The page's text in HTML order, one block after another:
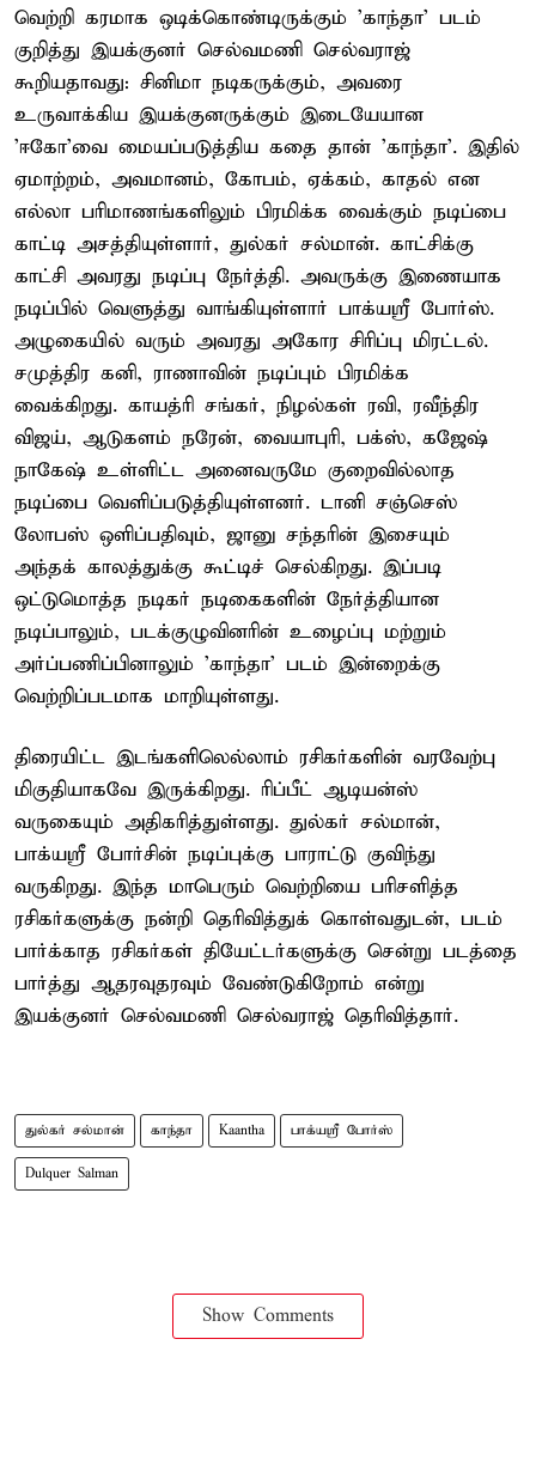
வெற்றி கரமாக ஒடிக்கொண்டிருக்கும் 'காந்தா' படம்
குறித்து இயக்குனர் செல்வமணி செல்வராஜ்
கூறியதாவது: சினிமா நடிகருக்கும், அவரை
உருவாக்கிய இயக்குனருக்கும் இடையேயான
'ஈகோ'வை மையப்படுத்திய கதை தான் 'காந்தா'. இதில்
ஏமாற்றம், அவமானம், கோபம், ஏக்கம், காதல் என
எல்லா பரிமாணங்களிலும் பிரமிக்க வைக்கும் நடிப்பை
காட்டி அசத்தியுள்ளார், துல்கர் சல்மான். காட்சிக்கு
காட்சி அவரது நடிப்பு நேர்த்தி. அவருக்கு இணையாக
நடிப்பில் வெளுத்து வாங்கியுள்ளார் பாக்யஸ்ரீ போர்ஸ்.
அழுகையில் வரும் அவரது அகோர சிரிப்பு மிரட்டல்.
சமுத்திர கனி, ராணாவின் நடிப்பும் பிரமிக்க
வைக்கிறது. காயத்ரி சங்கர், நிழல்கள் ரவி, ரவீந்திர
விஜய், ஆடுகளம் நரேன், வையாபுரி, பக்ஸ், கஜேஷ்
நாகேஷ் உள்ளிட்ட அனைவருமே குறைவில்லாத
நடிப்பை வெளிப்படுத்தியுள்ளனர். டானி சஞ்செஸ்
லோபஸ் ஒளிப்பதிவும், ஜானு சந்தரின் இசையும்
அந்தக் காலத்துக்கு கூட்டிச் செல்கிறது. இப்படி
ஒட்டுமொத்த நடிகர் நடிகைகளின் நேர்த்தியான
நடிப்பாலும், படக்குழுவினரின் உழைப்பு மற்றும்
அர்ப்பணிப்பினாலும் 'காந்தா' படம் இன்றைக்கு
வெற்றிப்படமாக மாறியுள்ளது.
திரையிட்ட இடங்களிலெல்லாம் ரசிகர்களின் வரவேற்பு
மிகுதியாகவே இருக்கிறது. ரிப்பீட் ஆடியன்ஸ்
வருகையும் அதிகரித்துள்ளது. துல்கர் சல்மான்,
பாக்யஸ்ரீ போர்சின் நடிப்புக்கு பாராட்டு குவிந்து
வருகிறது. இந்த மாபெரும் வெற்றியை பரிசளித்த
ரசிகர்களுக்கு நன்றி தெரிவித்துக் கொள்வதுடன், படம்
பார்க்காத ரசிகர்கள் தியேட்டர்களுக்கு சென்று படத்தை
பார்த்து ஆதரவுதரவும் வேண்டுகிறோம் என்று
இயக்குனர் செல்வமணி செல்வராஜ் தெரிவித்தார்.
துல்கர் சல்மான் காந்தா Kaantha பாக்யஸ்ரீ போர்ஸ்
Dulquer Salman
Show Comments